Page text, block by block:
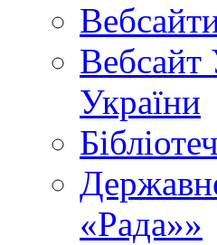
Вебсайт
України
«Рада»»